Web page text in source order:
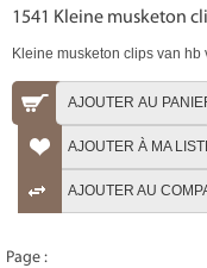
1541 Kleine musketon
Kleine musketon clips van
AJOUTER AU
AJOUTER À MA
AJOUTER AU
Page :